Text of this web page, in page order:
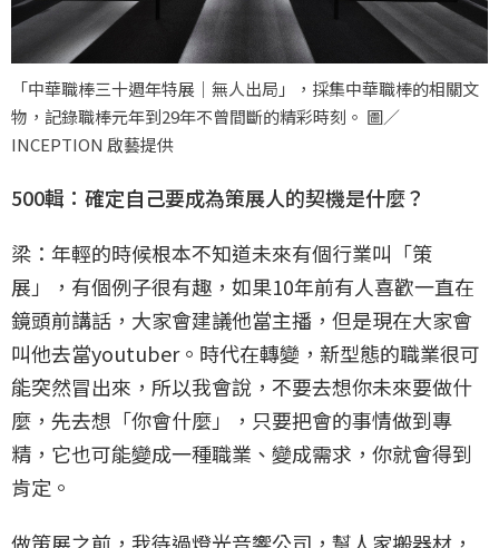
「中華職棒三十週年特展｜無人出局」，採集中華職棒的相關文
物，記錄職棒元年到29年不曾間斷的精彩時刻。 圖／
INCEPTION 啟藝提供
500輯：確定自己要成為策展人的契機是什麼？
梁：年輕的時候根本不知道未來有個行業叫「策
展」，有個例子很有趣，如果10年前有人喜歡一直在
鏡頭前講話，大家會建議他當主播，但是現在大家會
叫他去當youtuber。時代在轉變，新型態的職業很可
能突然冒出來，所以我會說，不要去想你未來要做什
麼，先去想「你會什麼」，只要把會的事情做到專
精，它也可能變成一種職業、變成需求，你就會得到
肯定。